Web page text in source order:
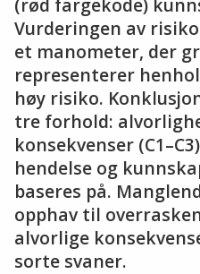
(rød fargekode)
Vurderingen av
et manometer, der
representerer
høy risiko.
tre forhold:
konsekvenser
hendelse og
baseres på.
opphav til
alvorlige
sorte svaner.